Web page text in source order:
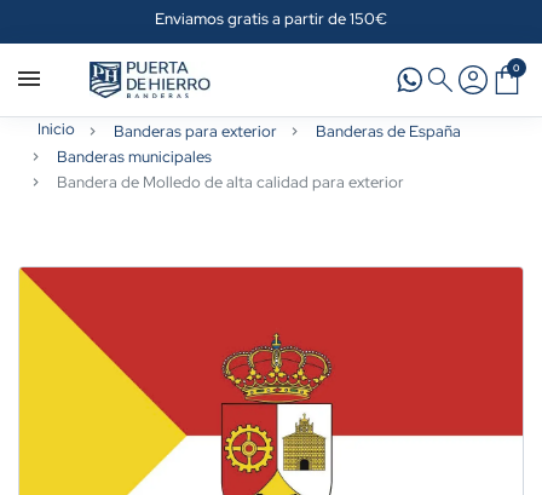
Enviamos gratis a partir de 150€
0
Inicio Banderas para exterior
Banderas de España
Banderas municipales
Bandera de Molledo de alta calidad para exterior